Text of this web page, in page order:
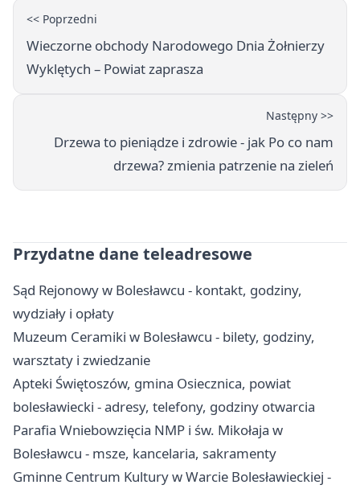
<< Poprzedni
Wieczorne obchody Narodowego Dnia Żołnierzy
Wyklętych – Powiat zaprasza
Następny >>
Drzewa to pieniądze i zdrowie - jak Po co nam
drzewa? zmienia patrzenie na zieleń
Przydatne dane teleadresowe
Sąd Rejonowy w Bolesławcu - kontakt, godziny,
wydziały i opłaty
Muzeum Ceramiki w Bolesławcu - bilety, godziny,
warsztaty i zwiedzanie
Apteki Świętoszów, gmina Osiecznica, powiat
bolesławiecki - adresy, telefony, godziny otwarcia
Parafia Wniebowzięcia NMP i św. Mikołaja w
Bolesławcu - msze, kancelaria, sakramenty
Gminne Centrum Kultury w Warcie Bolesławieckiej -